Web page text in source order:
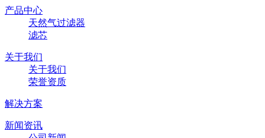
产品中心
天然气过滤器
滤芯
关于我们
关于我们
荣誉资质
解决方案
新闻资讯